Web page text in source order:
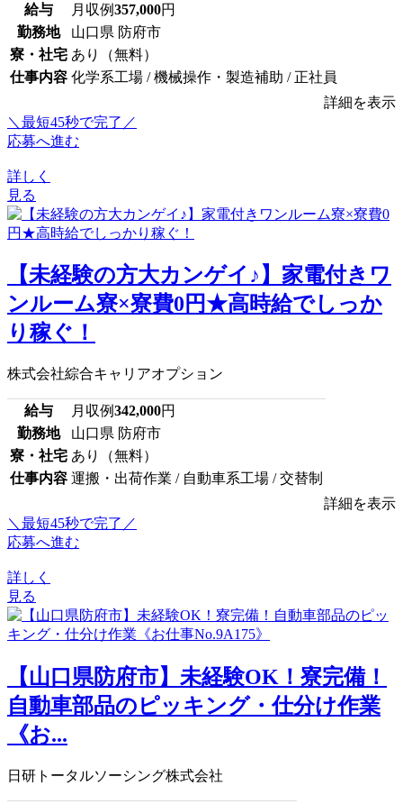
給与 月収例357,000円
勤務地
山口県 防府市
寮・社宅 あり（無料）
仕事内容 化学系工場 / 機械操作・製造補助 / 正社員
詳細を表示
＼最短45秒で完了／
応募へ進む
詳しく
見る
【未経験の方大カンゲイ♪】家電付きワ
ンルーム寮×寮費0円★高時給でしっか
り稼ぐ！
株式会社綜合キャリアオプション
給与 月収例342,000円
勤務地
山口県 防府市
寮・社宅 あり（無料）
仕事内容 運搬・出荷作業 / 自動車系工場 / 交替制
詳細を表示
＼最短45秒で完了／
応募へ進む
詳しく
見る
【山口県防府市】未経験OK！寮完備！
自動車部品のピッキング・仕分け作業
《お...
日研トータルソーシング株式会社